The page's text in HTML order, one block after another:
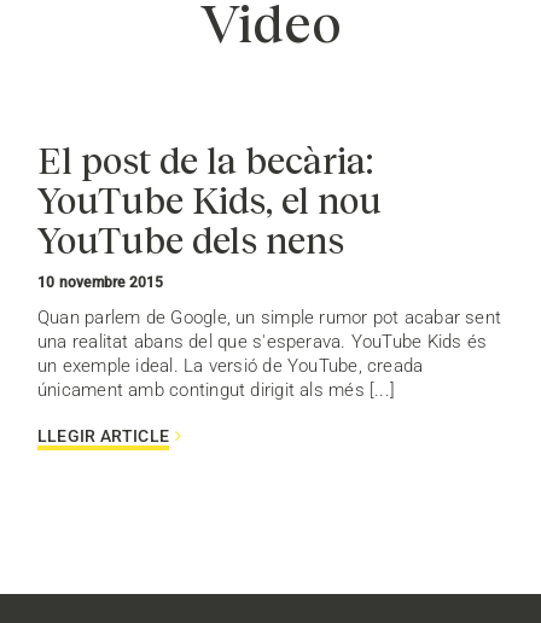
Video
El post de la becària:
YouTube Kids, el nou
YouTube dels nens
10 novembre 2015
Quan parlem de Google, un simple rumor pot acabar sent
una realitat abans del que s'esperava. YouTube Kids és
un exemple ideal. La versió de YouTube, creada
únicament amb contingut dirigit als més [...]
LLEGIR ARTICLE